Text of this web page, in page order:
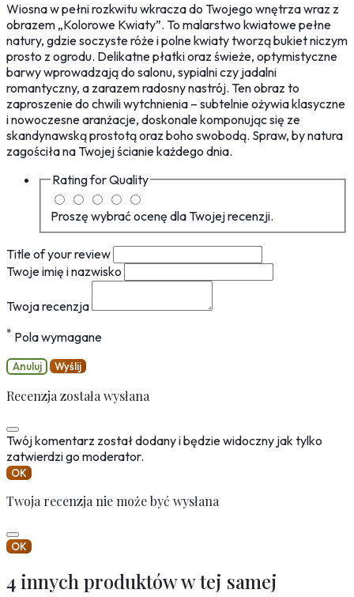
Wiosna w pełni rozkwitu wkracza do Twojego wnętrza wraz z
obrazem „Kolorowe Kwiaty”. To malarstwo kwiatowe pełne
natury, gdzie soczyste róże i polne kwiaty tworzą bukiet niczym
prosto z ogrodu. Delikatne płatki oraz świeże, optymistyczne
barwy wprowadzają do salonu, sypialni czy jadalni
romantyczny, a zarazem radosny nastrój. Ten obraz to
zaproszenie do chwili wytchnienia – subtelnie ożywia klasyczne
i nowoczesne aranżacje, doskonale komponując się ze
skandynawską prostotą oraz boho swobodą. Spraw, by natura
zagościła na Twojej ścianie każdego dnia.
Rating forQuality
Proszę wybrać ocenę dla Twojej recenzji.
Title of your review
Twoje imię i nazwisko
Twoja recenzja
* Pola wymagane
Anuluj Wyślij
Recenzja została wysłana
Twój komentarz został dodany i będzie widoczny jak tylko
zatwierdzi go moderator.
OK
Twoja recenzja nie może być wysłana
OK
4 innych produktów w tej samej